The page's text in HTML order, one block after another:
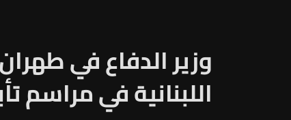
وزير الدفاع في
اللبنانية في مراسم